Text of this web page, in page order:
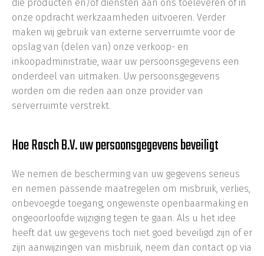
die producten en/of diensten aan ons toeleveren of in
onze opdracht werkzaamheden uitvoeren. Verder
maken wij gebruik van externe serverruimte voor de
opslag van (delen van) onze verkoop- en
inkoopadministratie, waar uw persoonsgegevens een
onderdeel van uitmaken. Uw persoonsgegevens
worden om die reden aan onze provider van
serverruimte verstrekt.
Hoe Rasch B.V. uw persoonsgegevens beveiligt
We nemen de bescherming van uw gegevens serieus
en nemen passende maatregelen om misbruik, verlies,
onbevoegde toegang, ongewenste openbaarmaking en
ongeoorloofde wijziging tegen te gaan. Als u het idee
heeft dat uw gegevens toch niet goed beveiligd zijn of er
zijn aanwijzingen van misbruik, neem dan contact op via